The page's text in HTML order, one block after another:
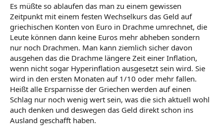
Es müßte so ablaufen das man zu einem gewissen
Zeitpunkt mit einem festen Wechselkurs das Geld auf
griechischen Konten von Euro in Drachme umrechnet, die
Leute können dann keine Euros mehr abheben sondern
nur noch Drachmen. Man kann ziemlich sicher davon
ausgehen das die Drachme längere Zeit einer Inflation,
wenn nicht sogar Hyperinflation ausgesetzt sein wird. Sie
wird in den ersten Monaten auf 1/10 oder mehr fallen.
Heißt alle Ersparnisse der Griechen werden auf einen
Schlag nur noch wenig wert sein, was die sich aktuell wohl
auch denken und deswegen das Geld direkt schon ins
Ausland geschafft haben.